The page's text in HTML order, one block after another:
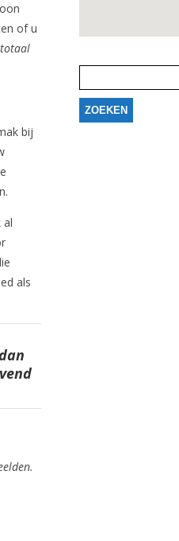
of u
bij
al
als
naar: